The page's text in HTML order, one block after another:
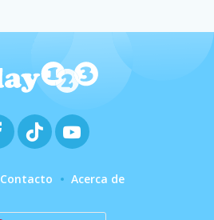
Contacto Acerca de